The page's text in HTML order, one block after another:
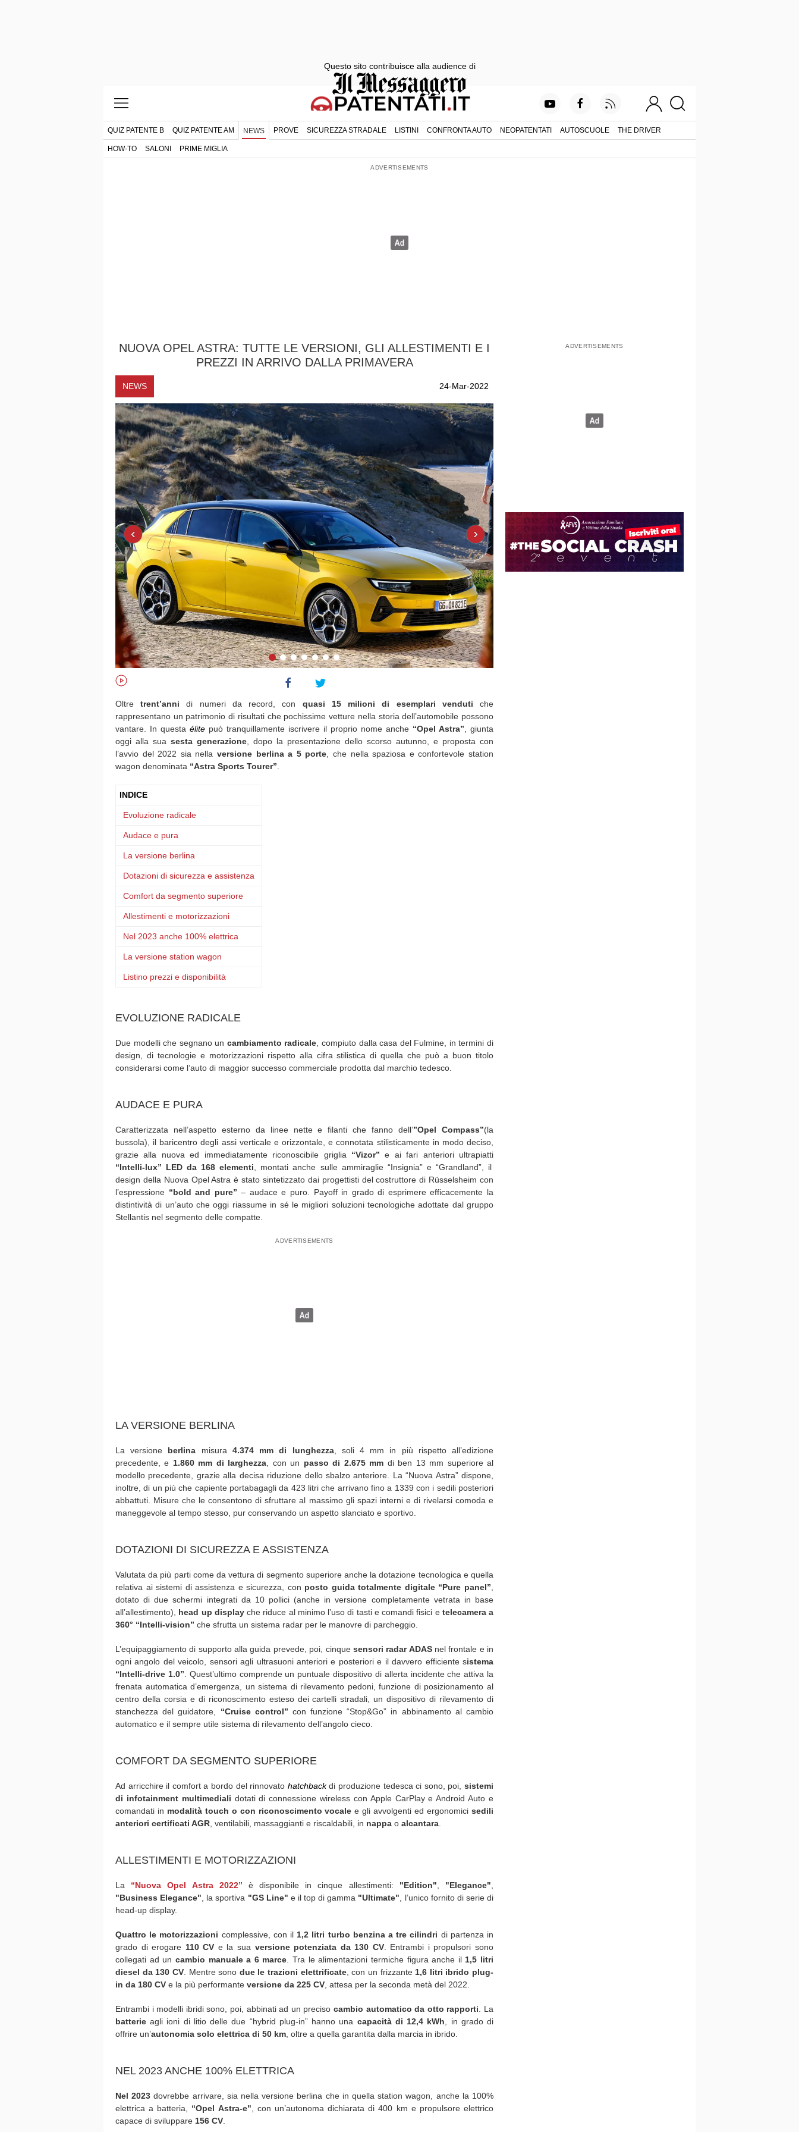
QUIZ PATENTE B QUIZ PATENTE AM NEWS PROVE SICUREZZA STRADALE LISTINI CONFRONTA AUTO NEOPATENTATI AUTOSCUOLE THE DRIVER
HOW-TO SALONI PRIME MIGLIA
NUOVA OPEL ASTRA: TUTTE LE VERSIONI, GLI ALLESTIMENTI E I
PREZZI IN ARRIVO DALLA PRIMAVERA
NEWS 24-Mar-2022
‹ ›
Oltre trent’anni di numeri da record, con quasi 15 milioni di esemplari venduti che
rappresentano un patrimonio di risultati che pochissime vetture nella storia dell’automobile possono
vantare. In questa élite può tranquillamente iscrivere il proprio nome anche “Opel Astra” , giunta
oggi alla sua sesta generazione , dopo la presentazione dello scorso autunno, e proposta con
l’avvio del 2022 sia nella versione berlina a 5 porte , che nella spaziosa e confortevole station
wagon denominata “Astra Sports Tourer”
INDICE
Evoluzione radicale
Audace e pura
La versione berlina
Dotazioni di sicurezza e assistenza
Comfort da segmento superiore
Allestimenti e motorizzazioni
Nel 2023 anche 100% elettrica
La versione station wagon
Listino prezzi e disponibilità
EVOLUZIONE RADICALE
Due modelli che segnano un cambiamento radicale , compiuto dalla casa del Fulmine, in termini di
design, di tecnologie e motorizzazioni rispetto alla cifra stilistica di quella che può a buon titolo
considerarsi come l’auto di maggior successo commerciale prodotta dal marchio tedesco.
AUDACE E PURA
Caratterizzata nell’aspetto esterno da linee nette e filanti che fanno dell’”Opel Compass”(la
bussola), il baricentro degli assi verticale e orizzontale, e connotata stilisticamente in modo deciso,
grazie alla nuova ed immediatamente riconoscibile griglia “Vizor” e ai fari anteriori ultrapiatti
“Intelli-lux” LED da 168 elementi , montati anche sulle ammiraglie “Insignia” e “Grandland”, il
design della Nuova Opel Astra è stato sintetizzato dai progettisti del costruttore di Rüsselsheim con
l’espressione “bold and pure” – audace e puro. Payoff in grado di esprimere efficacemente la
distintività di un’auto che oggi riassume in sé le migliori soluzioni tecnologiche adottate dal gruppo
Stellantis nel segmento delle compatte.
LA VERSIONE BERLINA
La versione berlina misura 4.374 mm di lunghezza, soli 4 mm in più rispetto all’edizione
precedente, e 1.860 mm di larghezza , con un passo di 2.675 mm di ben 13 mm superiore al
modello precedente, grazie alla decisa riduzione dello sbalzo anteriore. La “Nuova Astra” dispone,
inoltre, di un più che capiente portabagagli da 423 litri che arrivano fino a 1339 con i sedili posteriori
abbattuti. Misure che le consentono di sfruttare al massimo gli spazi interni e di rivelarsi comoda e
maneggevole al tempo stesso, pur conservando un aspetto slanciato e sportivo.
DOTAZIONI DI SICUREZZA E ASSISTENZA
Valutata da più parti come da vettura di segmento superiore anche la dotazione tecnologica e quella
relativa ai sistemi di assistenza e sicurezza, con posto guida totalmente digitale “Pure panel”
dotato di due schermi integrati da 10 pollici (anche in versione completamente vetrata in base
all’allestimento), head up display che riduce al minimo l’uso di tasti e comandi fisici e telecamera a
360° “Intelli-vision” che sfrutta un sistema radar per le manovre di parcheggio.
L’equipaggiamento di supporto alla guida prevede, poi, cinque sensori radar ADASnel frontale e in
ogni angolo del veicolo, sensori agli ultrasuoni anteriori e posteriori e il davvero efficiente sistema
“Intelli-drive 1.0” . Quest’ultimo comprende un puntuale dispositivo di allerta incidente che attiva la
frenata automatica d’emergenza, un sistema di rilevamento pedoni, funzione di posizionamento al
centro della corsia e di riconoscimento esteso dei cartelli stradali, un dispositivo di rilevamento di
stanchezza del guidatore, “Cruise control” con funzione “Stop&Go” in abbinamento al cambio
automatico e il sempre utile sistema di rilevamento dell’angolo cieco.
COMFORT DA SEGMENTO SUPERIORE
Ad arricchire il comfort a bordo del rinnovato hatchbackdi produzione tedesca ci sono, poi,sistemi
di infotainment multimediali dotati di connessione wireless con Apple CarPlay e Android Auto e
comandati in modalità touch o con riconoscimento vocale e gli avvolgenti ed ergonomicisedili
anteriori certificati AGR , ventilabili, massaggianti e riscaldabili, in nappa o alcantara
ALLESTIMENTI E MOTORIZZAZIONI
La “Nuova Opel Astra 2022” è disponibile in cinque allestimenti: "Edition" "Elegance"
"Business Elegance" , la sportiva "GS Line" e il top di gamma "Ultimate" , l’unico fornito di serie di
head-up display.
Quattro le motorizzazioni complessive, con il 1,2 litri turbo benzina a tre cilindri di partenza in
grado di erogare 110 CV e la sua versione potenziata da 130 CV. Entrambi i propulsori sono
collegati ad un cambio manuale a 6 marce . Tra le alimentazioni termiche figura anche il 1,5 litri
diesel da 130 CV. Mentre sono due le trazioni elettrificate, con un frizzante 1,6 litri ibrido plug-
in da 180 CV e la più performante versione da 225 CV , attesa per la seconda metà del 2022.
Entrambi i modelli ibridi sono, poi, abbinati ad un preciso cambio automatico da otto rapporti . La
batterie agli ioni di litio delle due “hybrid plug-in” hanno una capacità di 12,4 kWh , in grado di
offrire un’autonomia solo elettrica di 50 km , oltre a quella garantita dalla marcia in ibrido.
NEL 2023 ANCHE 100% ELETTRICA
Nel 2023 dovrebbe arrivare, sia nella versione berlina che in quella station wagon, anche la 100%
elettrica a batteria, “Opel Astra-e" , con un’autonoma dichiarata di 400 km e propulsore elettrico
capace di sviluppare 156 CV
Questo sito contribuisce alla audience di